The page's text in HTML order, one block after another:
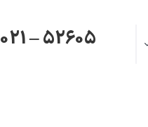
021 – 52605